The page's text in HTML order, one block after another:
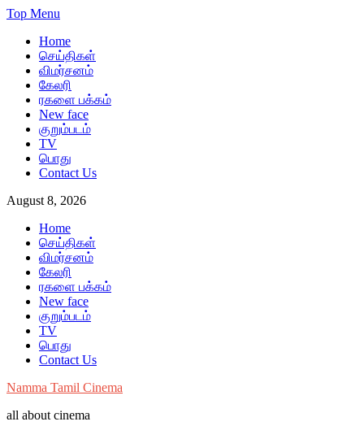
Skip
content
Top Menu
Home
செய்திகள்
விமர்சனம்
கேலரி
ரகளை பக்கம்
New face
குறும்படம்
TV
பொது
Contact Us
August 8, 2026
Home
செய்திகள்
விமர்சனம்
கேலரி
ரகளை பக்கம்
New face
குறும்படம்
TV
பொது
Contact Us
Namma Tamil Cinema
all about cinema